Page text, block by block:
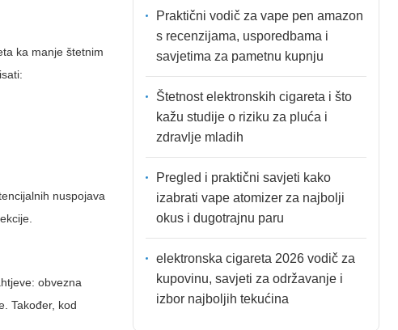
ka manje štetnim
nuspojava
obvezna
Također, kod
Praktični vodič za vape pen amazon
s recenzijama, usporedbama i
savjetima za pametnu kupnju
Štetnost elektronskih cigareta i što
kažu studije o riziku za pluća i
zdravlje mladih
Pregled i praktični savjeti kako
izabrati vape atomizer za najbolji
okus i dugotrajnu paru
elektronska cigareta 2026 vodič za
kupovinu, savjeti za održavanje i
izbor najboljih tekućina